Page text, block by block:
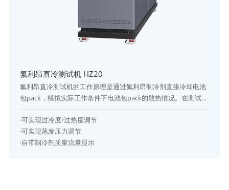
氟利昂直冷测试机 HZ20
氟利昂直冷测试机的工作原理是通过氟利昂制冷剂直接冷却电池
包pack，模拟实际工作条件下电池包pack的散热情况。在测试过
其降温至预设的测试温度。同时，控制系统会实时监测和调节氟
利昂制冷剂的流量、温度和压力等参数，确保测试结果的准确性
和可靠性。数据采集与分析系统会实时监测和记录测试数据，进
·可实现过冷度/过热度调节
·可实现蒸发压力调节
·自带制冷剂质量流量显示